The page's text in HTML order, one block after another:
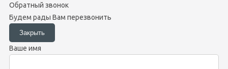
Обратный звонок
Будем рады Вам перезвонить
Ваше имя